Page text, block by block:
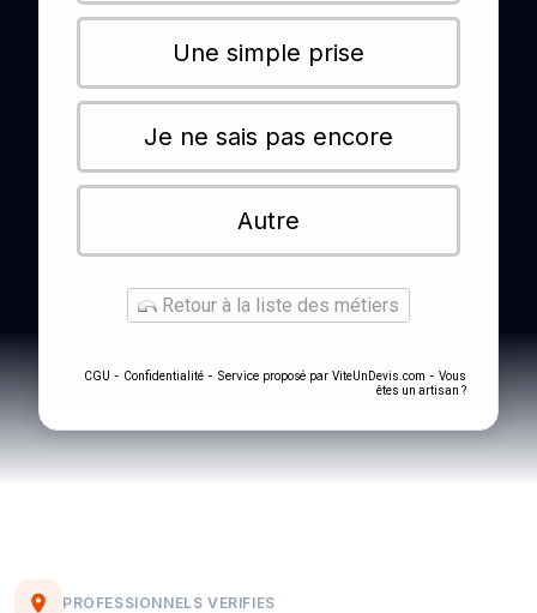
Une simple prise
Je ne sais pas encore
Autre
Retour à la liste des métiers
CGU - Confidentialité - Service proposé par ViteUnDevis.com - Vous
êtes un artisan ?
PROFESSIONNELS VERIFIES